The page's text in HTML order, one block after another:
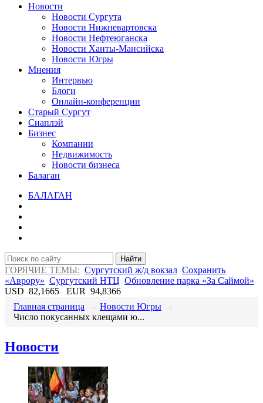
Новости
Новости Сургута
Новости Нижневартовска
Новости Нефтеюганска
Новости Ханты-Мансийска
Новости Югры
Мнения
Интервью
Блоги
Онлайн-конференции
Старый Сургут
Сиаплэй
Бизнес
Компании
Недвижимость
Новости бизнеса
Балаган
БАЛАГАН
Найти
ГОРЯЧИЕ ТЕМЫ: Сургутский ж/д вокзал Сохранить
«Аврору» Сургутский НТЦ Обновление парка «За Саймой»
USD 82,1665 EUR 94,8366
Главная страница → Новости Югры →
Число покусанных клещами ю...
Новости